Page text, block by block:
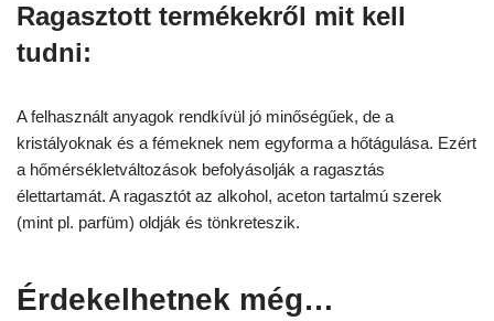
Ragasztott termékekről mit kell
tudni:
A felhasznált anyagok rendkívül jó minőségűek, de a
kristályoknak és a fémeknek nem egyforma a hőtágulása. Ezért
a hőmérsékletváltozások befolyásolják a ragasztás
élettartamát. A ragasztót az alkohol, aceton tartalmú szerek
(mint pl. parfüm) oldják és tönkreteszik.
Érdekelhetnek még…